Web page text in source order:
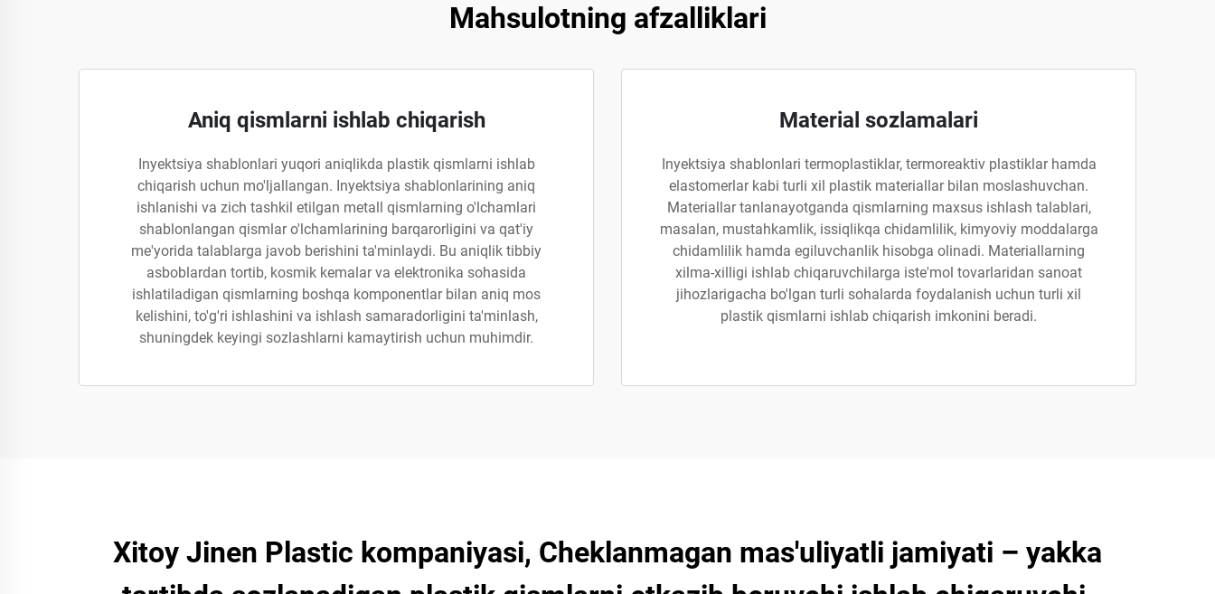
Mahsulotning afzalliklari
Aniq qismlarni ishlab chiqarish
Inyektsiya shablonlari yuqori aniqlikda plastik qismlarni ishlab
chiqarish uchun mo'ljallangan. Inyektsiya shablonlarining aniq
ishlanishi va zich tashkil etilgan metall qismlarning o'lchamlari
shablonlangan qismlar o'lchamlarining barqarorligini va qat'iy
me'yorida talablarga javob berishini ta'minlaydi. Bu aniqlik tibbiy
asboblardan tortib, kosmik kemalar va elektronika sohasida
ishlatiladigan qismlarning boshqa komponentlar bilan aniq mos
kelishini, to'g'ri ishlashini va ishlash samaradorligini ta'minlash,
shuningdek keyingi sozlashlarni kamaytirish uchun muhimdir.
Material sozlamalari
Inyektsiya shablonlari termoplastiklar, termoreaktiv plastiklar hamda
elastomerlar kabi turli xil plastik materiallar bilan moslashuvchan.
Materiallar tanlanayotganda qismlarning maxsus ishlash talablari,
masalan, mustahkamlik, issiqlikqa chidamlilik, kimyoviy moddalarga
chidamlilik hamda egiluvchanlik hisobga olinadi. Materiallarning
xilma-xilligi ishlab chiqaruvchilarga iste'mol tovarlaridan sanoat
jihozlarigacha bo'lgan turli sohalarda foydalanish uchun turli xil
plastik qismlarni ishlab chiqarish imkonini beradi.
Xitoy Jinen Plastic kompaniyasi, Cheklanmagan mas'uliyatli jamiyati – yakka